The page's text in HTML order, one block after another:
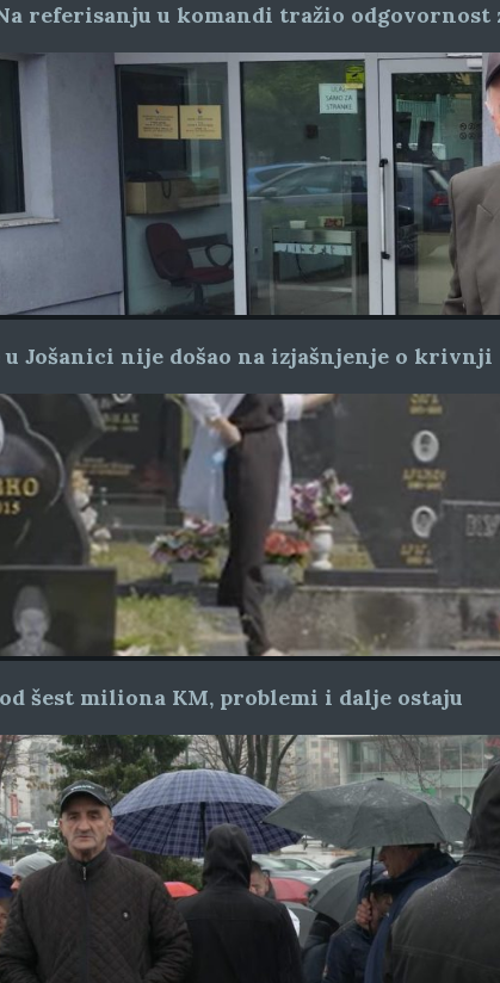
referisanju u komandi tražio odgovornost
u Jošanici nije došao na izjašnjenje o krivnji
šest miliona KM, problemi i dalje ostaju